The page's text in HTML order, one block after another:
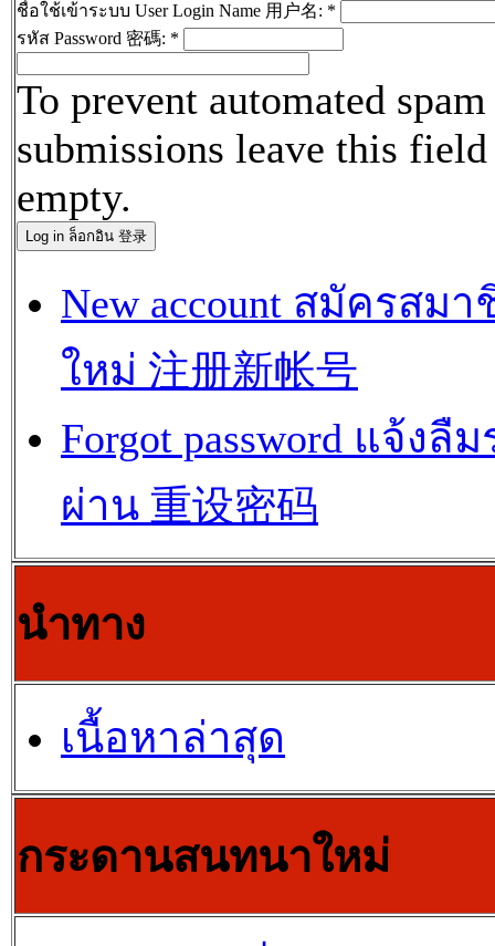
ชื่อใช้เข้าระบบ User Login Name 用户名: *
รหัส Password 密碼: *
To prevent automated spam
submissions leave this field
empty.
New account สมัครสมา
ใหม่ 注册新帐号
Forgot password แจ้งลื
ผ่าน 重设密码
นำทาง
เนื้อหาล่าสุด
กระดานสนทนาใหม่